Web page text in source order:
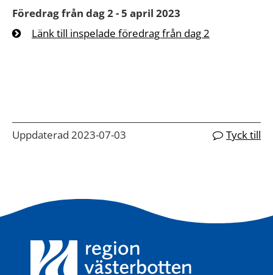
Föredrag från dag 2 - 5 april 2023
Länk till inspelade föredrag från dag 2
Uppdaterad 2023-07-03 Tyck till